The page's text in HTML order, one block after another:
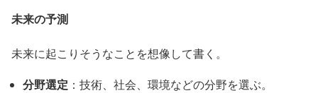
未来の予測
未来に起こりそうなことを想像して書く。
分野選定 ：技術、社会、環境などの分野を選ぶ。